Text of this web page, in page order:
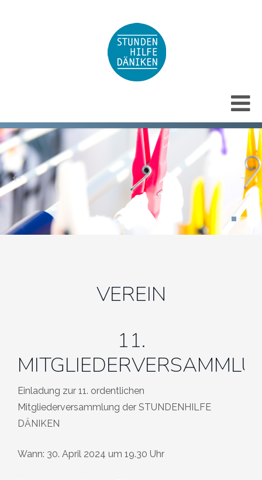
VEREIN
11.
Einladung zur 11. ordentlichen
Mitgliederversammlung der STUNDENHILFE
DÄNIKEN
Wann: 30. April 2024 um 19.30 Uhr